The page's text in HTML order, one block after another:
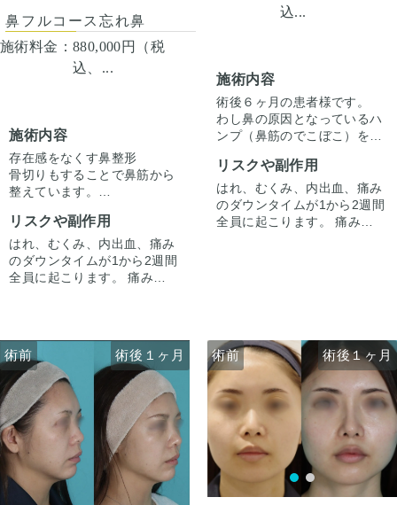
るように調整しました。
鼻骨幅寄せ骨切りも行い、鼻
筋のラインをスッキリとさせ
ました。
鼻フルコース忘れ鼻
施術料金： 880,000円（税
込、...
施術内容
存在感をなくす鼻整形
骨切りもすることで鼻筋から
整えています。
っきりさせる施術です。
リスクや副作用
はれ、むくみ、内出血、痛み
のダウンタイムが1から2週間
全員に起こります。 痛みは3
す。内出血は平均2週間くら
いで目立たなくなります。 稀
に感染がありますが、そのよ
うな際は責任を持って当院で
治療します。 仕上がりには個
人差があるので、手術を受け
た人全員がこの写真の様な変
化をするわけではありません
のでご注意下さい。 カウンセ
リングにて診察させていただ
込...
施術内容
術後６ヶ月の患者様です。
わし鼻の原因となっているハ
ンプ（鼻筋のでこぼこ）を削
先をシャープにしています。
横顔・正面・下からどの角度
でも自然でスッキリとした鼻
筋に仕上がりました。
リスクや副作用
はれ、むくみ、内出血、痛み
のダウンタイムが1から2週間
全員に起こります。 痛みは3
うな際は責任を持って当院で
治療します。 仕上がりには個
人差があるので、手術を受け
た人全員がこの写真の様な変
化をするわけではありません
のでご注意下さい。 カウンセ
リングにて診察させていただ
いた上でその方一人一人の状
態をふまえて、治療法をご提
案します。
術前 術後１ヶ月 術前 術後１ヶ月
術前 術後１ヶ月 術前 術後１ヶ月